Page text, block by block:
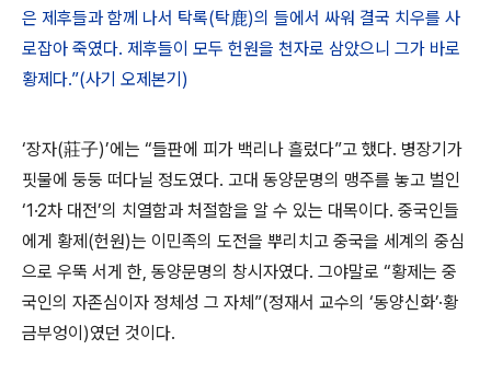
은 제후들과 함께 나서 탁록(탁鹿)의 들에서 싸워 결국 치우를 사
로잡아 죽였다. 제후들이 모두 헌원을 천자로 삼았으니 그가 바로
황제다.”(사기 오제본기)
‘장자(莊子)’에는 “들판에 피가 백리나 흘렀다”고 했다. 병장기가
핏물에 둥둥 떠다닐 정도였다. 고대 동양문명의 맹주를 놓고 벌인
‘1·2차 대전’의 치열함과 처절함을 알 수 있는 대목이다. 중국인들
에게 황제(헌원)는 이민족의 도전을 뿌리치고 중국을 세계의 중심
으로 우뚝 서게 한, 동양문명의 창시자였다. 그야말로 “황제는 중
국인의 자존심이자 정체성 그 자체”(정재서 교수의 ‘동양신화’·황
금부엉이)였던 것이다.